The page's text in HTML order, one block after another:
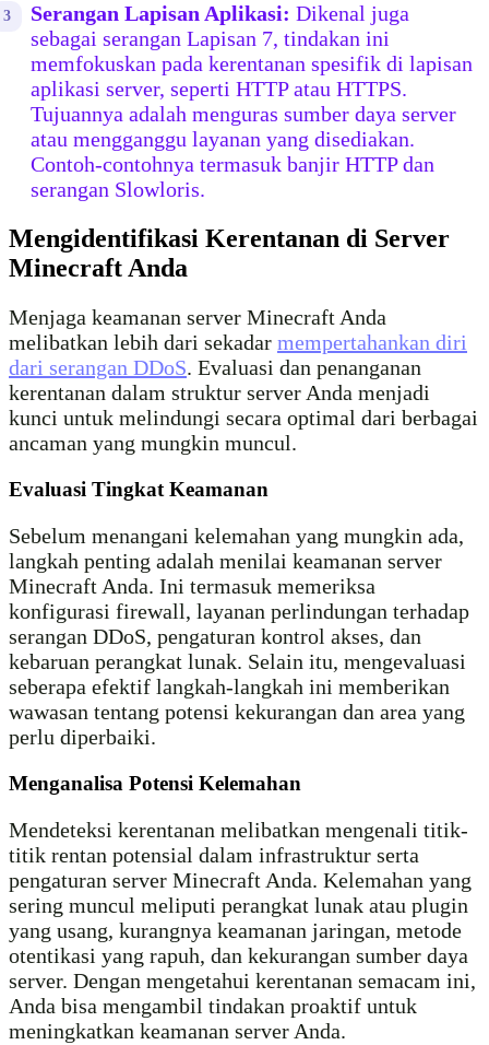
Serangan Lapisan Aplikasi: Dikenal juga
sebagai serangan Lapisan 7, tindakan ini
memfokuskan pada kerentanan spesifik di lapisan
aplikasi server, seperti HTTP atau HTTPS.
Tujuannya adalah menguras sumber daya server
atau mengganggu layanan yang disediakan.
Contoh-contohnya termasuk banjir HTTP dan
serangan Slowloris.
Mengidentifikasi Kerentanan di Server
Minecraft Anda
Menjaga keamanan server Minecraft Anda
melibatkan lebih dari sekadar mempertahankan diri
dari serangan DDoS. Evaluasi dan penanganan
kerentanan dalam struktur server Anda menjadi
kunci untuk melindungi secara optimal dari berbagai
ancaman yang mungkin muncul.
Evaluasi Tingkat Keamanan
Sebelum menangani kelemahan yang mungkin ada,
langkah penting adalah menilai keamanan server
Minecraft Anda. Ini termasuk memeriksa
konfigurasi firewall, layanan perlindungan terhadap
serangan DDoS, pengaturan kontrol akses, dan
kebaruan perangkat lunak. Selain itu, mengevaluasi
seberapa efektif langkah-langkah ini memberikan
wawasan tentang potensi kekurangan dan area yang
perlu diperbaiki.
Menganalisa Potensi Kelemahan
Mendeteksi kerentanan melibatkan mengenali titik-
titik rentan potensial dalam infrastruktur serta
pengaturan server Minecraft Anda. Kelemahan yang
sering muncul meliputi perangkat lunak atau plugin
yang usang, kurangnya keamanan jaringan, metode
otentikasi yang rapuh, dan kekurangan sumber daya
server. Dengan mengetahui kerentanan semacam ini,
Anda bisa mengambil tindakan proaktif untuk
meningkatkan keamanan server Anda.